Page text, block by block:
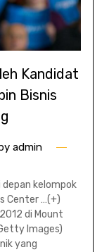
Kandidat
Bisnis
admin
depan kelompok
Center …(+)
di Mount
Images)
yang